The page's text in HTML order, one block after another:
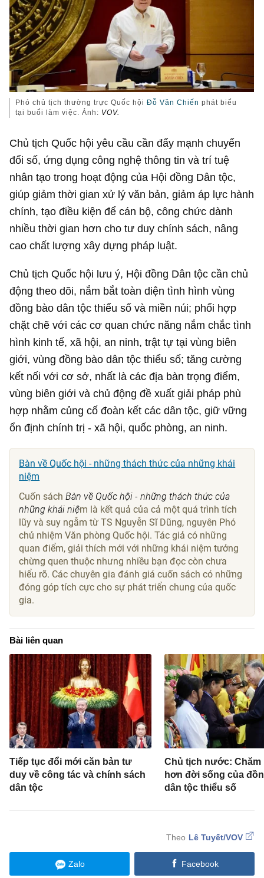
Phó chủ tịch thường trực Quốc hộiĐỗ Văn Chiến phát biểu
tại buổi làm việc. Ảnh: VOV.
Chủ tịch Quốc hội yêu cầu cần đẩy mạnh chuyển
đổi số, ứng dụng công nghệ thông tin và trí tuệ
nhân tạo trong hoạt động của Hội đồng Dân tộc,
giúp giảm thời gian xử lý văn bản, giảm áp lực hành
chính, tạo điều kiện để cán bộ, công chức dành
nhiều thời gian hơn cho tư duy chính sách, nâng
cao chất lượng xây dựng pháp luật.
Chủ tịch Quốc hội lưu ý, Hội đồng Dân tộc cần chủ
động theo dõi, nắm bắt toàn diện tình hình vùng
đồng bào dân tộc thiểu số và miền núi; phối hợp
chặt chẽ với các cơ quan chức năng nắm chắc tình
hình kinh tế, xã hội, an ninh, trật tự tại vùng biên
giới, vùng đồng bào dân tộc thiểu số; tăng cường
kết nối với cơ sở, nhất là các địa bàn trọng điểm,
vùng biên giới và chủ động đề xuất giải pháp phù
hợp nhằm củng cố đoàn kết các dân tộc, giữ vững
ổn định chính trị - xã hội, quốc phòng, an ninh.
Bàn về Quốc hội - những thách thức của những khái
niệm
Cuốn sáchBàn về Quốc hội - những thách thức của
những khái niệm là kết quả của cả một quá trình tích
lũy và suy ngẫm từ TS Nguyễn Sĩ Dũng, nguyên Phó
chủ nhiệm Văn phòng Quốc hội. Tác giả có những
quan điểm, giải thích mới với những khái niệm tưởng
chừng quen thuộc nhưng nhiều bạn đọc còn chưa
hiểu rõ. Các chuyên gia đánh giá cuốn sách có những
đóng góp tích cực cho sự phát triển chung của quốc
gia.
Bài liên quan
Tiếp tục đổi mới căn bản tư
duy về công tác và chính sách
dân tộc
Chủ tịch nước: Chăm
hơn đời sống của
dân tộc thiểu số
Lê Tuyết/VOV
Zalo Facebook